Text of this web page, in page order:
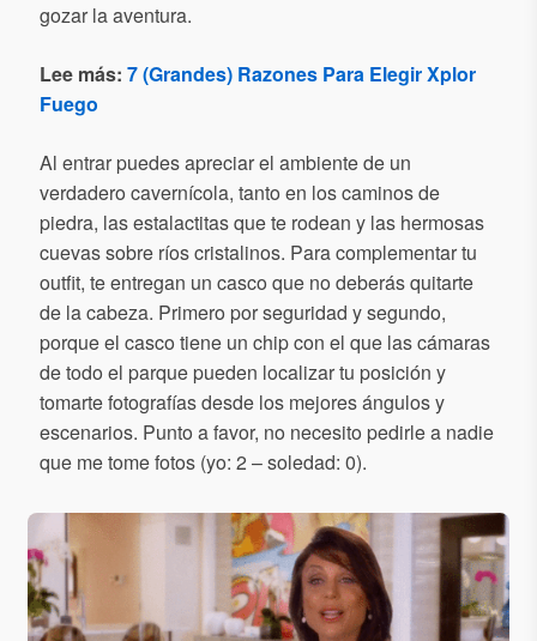
gozar la aventura.
Lee más: 7 (Grandes) Razones Para Elegir Xplor
Fuego
Al entrar puedes apreciar el ambiente de un
verdadero cavernícola, tanto en los caminos de
piedra, las estalactitas que te rodean y las hermosas
cuevas sobre ríos cristalinos. Para complementar tu
outfit, te entregan un casco que no deberás quitarte
de la cabeza. Primero por seguridad y segundo,
porque el casco tiene un chip con el que las cámaras
de todo el parque pueden localizar tu posición y
tomarte fotografías desde los mejores ángulos y
escenarios. Punto a favor, no necesito pedirle a nadie
que me tome fotos (yo: 2 – soledad: 0).